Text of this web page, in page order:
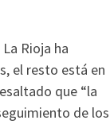
Rioja ha
el resto está en
que “la
de los